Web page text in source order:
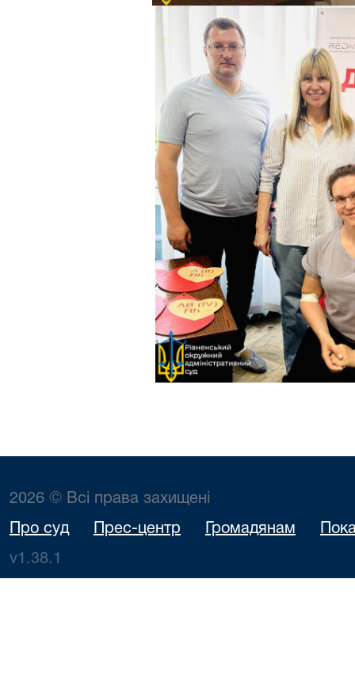
2026 © Всі права захищені
Про суд Прес-центр Громадянам
v1.38.1